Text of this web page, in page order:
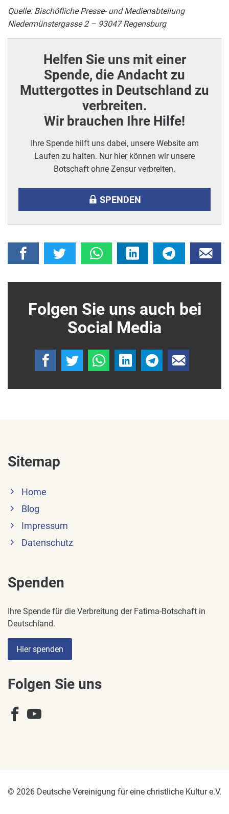
Quelle: Bischöfliche Presse- und Medienabteilung
Niedermünstergasse 2 – 93047 Regensburg
Helfen Sie uns mit einer
Spende, die Andacht zu
Muttergottes in Deutschland zu
verbreiten.
Wir brauchen Ihre Hilfe!
Ihre Spende hilft uns dabei, unsere Website am
Laufen zu halten. Nur hier können wir unsere
Botschaft ohne Zensur verbreiten.
SPENDEN
Folgen Sie uns auch bei
Social Media
Sitemap
Home
Blog
Impressum
Datenschutz
Spenden
Ihre Spende für die Verbreitung der Fatima-Botschaft in
Deutschland.
Hier spenden
Folgen Sie uns
© 2026 Deutsche Vereinigung für eine christliche Kultur e.V.